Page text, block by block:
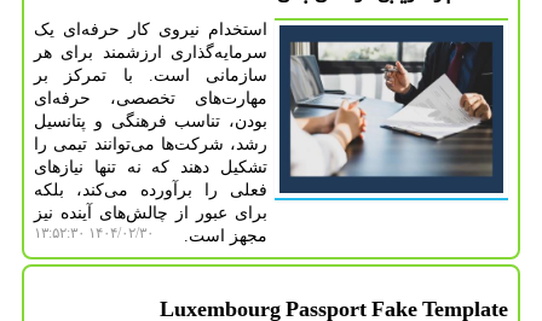
استخدام نیروی کار حرفه‌ای یک
سرمایه‌گذاری ارزشمند برای هر
سازمانی است. با تمرکز بر
مهارت‌های تخصصی، حرفه‌ای
بودن، تناسب فرهنگی و پتانسیل
رشد، شرکت‌ها می‌توانند تیمی را
تشکیل دهند که نه تنها نیازهای
فعلی را برآورده می‌کند، بلکه
برای عبور از چالش‌های آینده نیز
مجهز است.
۱۴۰۴/۰۲/۳۰ ۱۳:۵۲:۳۰
Luxembourg Passport Fake Template